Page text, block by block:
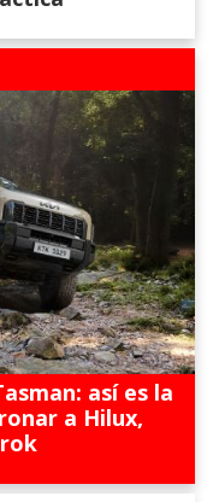
así es la
a Hilux,